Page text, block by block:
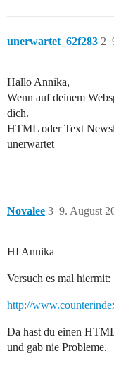
unerwartet_62f283 2
Hallo Annika,
Wenn auf deinem
dich.
HTML oder Text
unerwartet
Novalee 9. August
3
HI Annika
Versuch es mal hiermit:
http://
Da hast du einen
und gab nie Probleme.